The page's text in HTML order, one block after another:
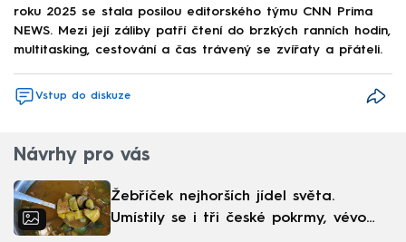
roku 2025 se stala posilou editorského týmu CNN Prima
NEWS. Mezi její záliby patří čtení do brzkých ranních hodin,
multitasking, cestování a čas trávený se zvířaty a přáteli.
Vstup do diskuze
Návrhy pro vás
Žebříček nejhorších jídel světa.
Umístily se i tři české pokrmy, vévodí